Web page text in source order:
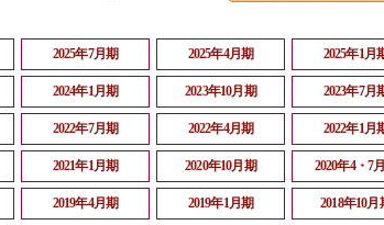
2025年7月期 2025年4月期 2025年1月
2024年1月期 2023年10月期 2023年7月
2022年7月期 2022年4月期 2022年1月
2021年1月期 2020年10月期 2020年4・7
2019年4月期 2019年1月期 2018年10月